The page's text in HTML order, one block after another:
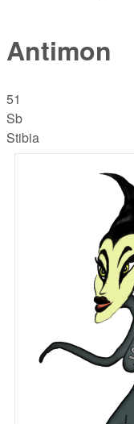
Antimon
51
Sb
Stibia